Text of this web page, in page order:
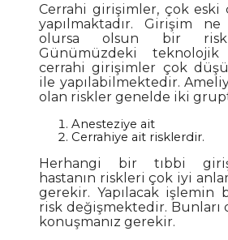
Cerrahi girişimler, çok eski
yapılmaktadır. Girişim
olursa olsun bir risk
Günümüzdeki
cerrahi girişimler çok
ile yapılabilmektedir.
olan riskler genelde iki
Anesteziye ait
Cerrahiye ait risklerdir.
Herhangi bir tıbbi
hastanın riskleri çok iyi
gerekir. Yapılacak işlemin
risk değişmektedir.
konuşmanız gerekir.